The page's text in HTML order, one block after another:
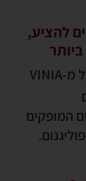
להציע,
רמת המסיסות של רסרבטרול מ-VINIA
המופקים